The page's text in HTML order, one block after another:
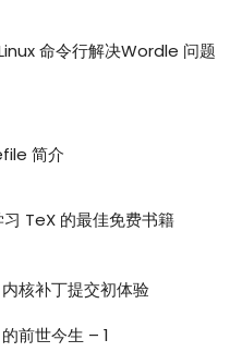
命令行解决Wordle 问题
简介
TeX 的最佳免费书籍
核补丁提交初体验
前世今生 – 1